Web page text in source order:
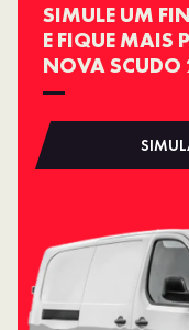
SIMULE UM
E FIQUE MAIS
NOVA